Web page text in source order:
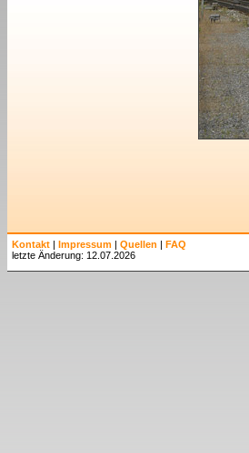
Kontakt | Impressum | Quellen | FAQ
letzte Änderung: 12.07.2026